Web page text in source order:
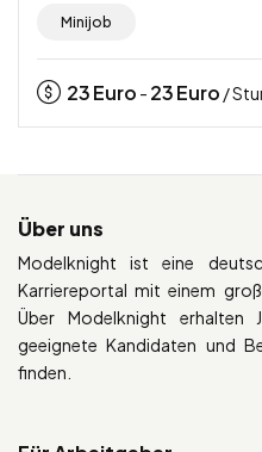
Minijob
23Euro - 23Euro /
Über uns
Modelknight ist eine
Karriereportal mit einem
Über Modelknight erhalten
geeignete Kandidaten und
finden.